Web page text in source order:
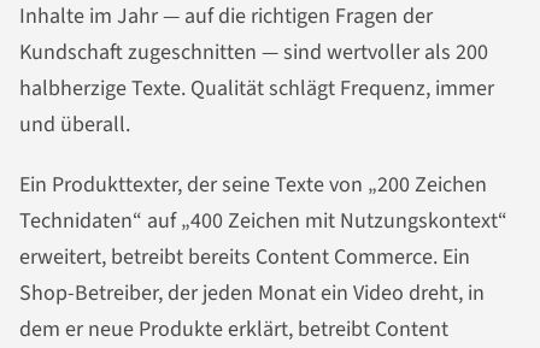
Inhalte im Jahr — auf die richtigen Fragen der
Kundschaft zugeschnitten — sind wertvoller als 200
halbherzige Texte. Qualität schlägt Frequenz, immer
und überall.
Ein Produkttexter, der seine Texte von „200 Zeichen
Technidaten“ auf „400 Zeichen mit Nutzungskontext“
erweitert, betreibt bereits Content Commerce. Ein
Shop-Betreiber, der jeden Monat ein Video dreht, in
dem er neue Produkte erklärt, betreibt Content